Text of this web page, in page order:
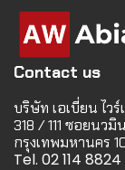
Contact us
บริษัท เอเบี่ยน ไว
318 / 111 ซอยนว
กรุงเทพมหานคร
Tel. 02 114 8824